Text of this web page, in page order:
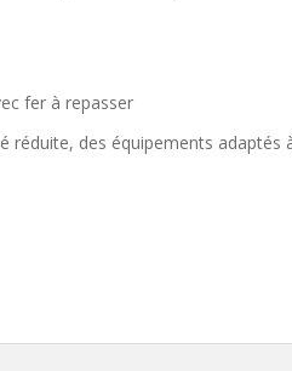
fer à repasser
réduite, des équipements adaptés